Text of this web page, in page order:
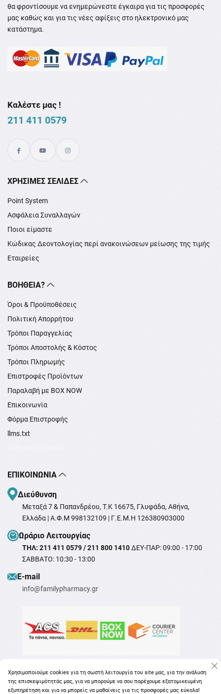
θα φροντίσουμε να ενημερώνεστε έγκαιρα για τις προσφορές
μας καθώς και για τις νέες αφίξεις στο ηλεκτρονικό μας
κατάστημα.
Καλέστε μας !
211 411 0579
XΡΉΣΙΜΕΣ ΣΕΛΊΔΕΣ
Point System
Ασφάλεια Συναλλαγών
Ποιοι είμαστε
Κώδικας Δεοντολογίας περί ανακοινώσεων μείωσης της τιμής
Εταιρείες
ΒΟΉΘΕΙΑ?
Όροι & Προϋποθέσεις
Πολιτική Απορρήτου
Τρόποι Παραγγελίας
Τρόποι Αποστολής & Κόστος
Τρόποι Πληρωμής
Επιστροφές Προϊόντων
Παραλαβή με BOX NOW
Επικοινωνία
Φόρμα Επιστροφής
llms.txt
ΕΠΙΚΟΙΝΩΝΊΑ
Διεύθυνση
Μεταξά 7 & Παπανδρέου, T.K 16675, Γλυφάδα, Αθήνα,
Ελλάδα | Α.Φ.Μ 998132109 | Γ.Ε.Μ.Η 126380903000
Ωράριο Λειτουργίας
ΤΗΛ: 211 411 0579 / 211 800 1410ΔΕΥ-ΠΑΡ: 09:00 - 17:00
ΣΑΒΒΑΤΟ: 10:30 - 13:00
Ε-mail
info@familypharmacy.gr
Χρησιμοποιούμε cookies για τη σωστή λειτουργία του site μας, για την ανάλυση
της επισκεψιμότητάς μας, για να μπορούμε να σου παρέχουμε εξατομικευμένη
εξυπηρέτηση και για να μπορείς να μαθαίνεις για τις προσφορές μας εύκολα!